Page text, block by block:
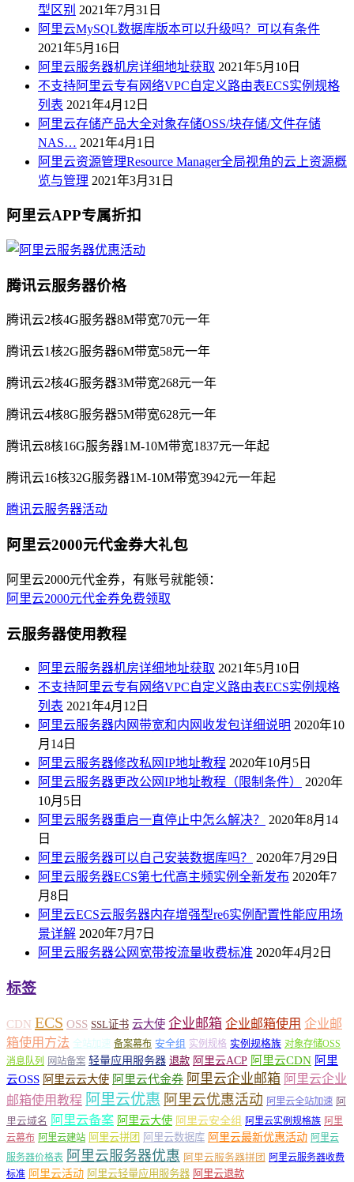
型区别 2021年7月31日
阿里云MySQL数据库版本可以升级吗？可以有条件
2021年5月16日
阿里云服务器机房详细地址获取 2021年5月10日
不支持阿里云专有网络VPC自定义路由表ECS实例规格
列表 2021年4月12日
阿里云存储产品大全对象存储OSS/块存储/文件存储
NAS… 2021年4月1日
阿里云资源管理Resource Manager全局视角的云上资源概
览与管理 2021年3月31日
阿里云APP专属折扣
腾讯云服务器价格
腾讯云2核4G服务器8M带宽70元一年
腾讯云1核2G服务器6M带宽58元一年
腾讯云2核4G服务器3M带宽268元一年
腾讯云4核8G服务器5M带宽628元一年
腾讯云8核16G服务器1M-10M带宽1837元一年起
腾讯云16核32G服务器1M-10M带宽3942元一年起
腾讯云服务器活动
阿里云2000元代金券大礼包
阿里云2000元代金券，有账号就能领：
阿里云2000元代金券免费领取
云服务器使用教程
阿里云服务器机房详细地址获取 2021年5月10日
不支持阿里云专有网络VPC自定义路由表ECS实例规格
列表 2021年4月12日
阿里云服务器内网带宽和内网收发包详细说明 2020年10
月14日
阿里云服务器修改私网IP地址教程 2020年10月5日
阿里云服务器更改公网IP地址教程（限制条件）
2020年
10月5日
阿里云服务器重启一直停止中怎么解决？
2020年8月14
日
阿里云服务器可以自己安装数据库吗？
2020年7月29日
阿里云服务器ECS第七代高主频实例全新发布 2020年7
月8日
阿里云ECS云服务器内存增强型re6实例配置性能应用场
景详解 2020年7月7日
阿里云服务器公网宽带按流量收费标准 2020年4月2日
标签
CDN ECS OSS SSL证书 云大使 企业邮箱 企业邮箱使用 企业邮
箱使用方法 全站加速 备案幕布 安全组 实例规格 实例规格族 对象存储OSS
消息队列
网站备案 轻量应用服务器 退款 阿里云ACP 阿里云CDN 阿里
云OSS 阿里云云大使 阿里云代金券 阿里云企业邮箱 阿里云企业
邮箱使用教程 阿里云优惠 阿里云优惠活动 阿里云全站加速 阿
里云域名 阿里云备案 阿里云大使 阿里云安全组 阿里云实例规格族 阿里
云幕布 阿里云建站 阿里云拼团 阿里云数据库 阿里云最新优惠活动 阿里云
服务器价格表 阿里云服务器优惠 阿里云服务器拼团 阿里云服务器收费
标准 阿里云活动 阿里云轻量应用服务器 阿里云退款